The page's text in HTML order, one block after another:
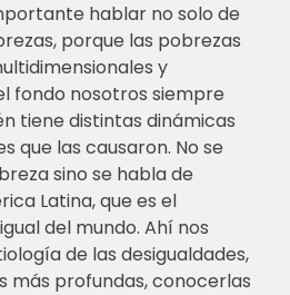
hablar no solo de
porque las pobrezas
y
fondo nosotros siempre
tiene distintas dinámicas
que las causaron. No se
sino se habla de
Latina, que es el
del mundo. Ahí nos
de las desigualdades,
más profundas, conocerlas